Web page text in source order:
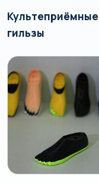
Культеприёмные
гильзы